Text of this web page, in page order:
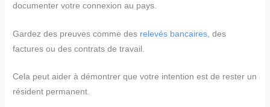
documenter votre connexion au pays.
Gardez des preuves comme des relevés bancaires , des
factures ou des contrats de travail.
Cela peut aider à démontrer que votre intention est de rester un
résident permanent.